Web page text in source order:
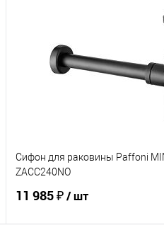
Сифон для раковины Paffoni
ZACC240NO
11 985 ₽/ шт